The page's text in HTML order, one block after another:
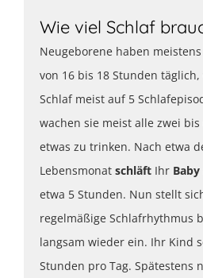
Wie viel Schlaf
Neugeborene haben
von 16 bis 18 Stunden
Schlaf meist auf 5
wachen sie meist alle zwei
etwas zu trinken. Nach etwa
Lebensmonat schläft Ihr Baby
etwa 5 Stunden. Nun stellt
regelmäßige Schlafrhythmus
langsam wieder ein. Ihr Kind
Stunden pro Tag. Spätestens